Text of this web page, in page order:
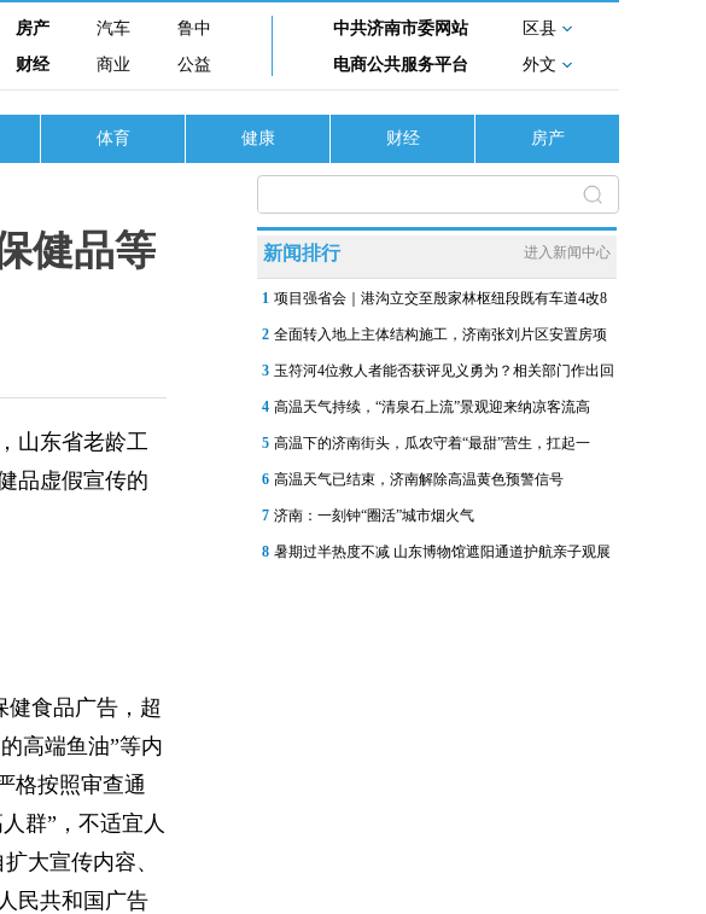
房产 汽车
鲁中
财经
商业 公益
中共济南市委网站
区县
电商公共服务平台
外文
体育 健康 财经 房产
健品等
山东省老龄工
品虚假宣传的
食品广告，超
高端鱼油”等内
格按照审查通
群”，不适宜人
大宣传内容、
民共和国广告
新闻排行 进入新闻中心
1 项目强省会｜港沟立交至殷家林枢纽段既有车道4改8
2 全面转入地上主体结构施工，济南张刘片区安置房项
3 玉符河4位救人者能否获评见义勇为？相关部门作出回
4 高温天气持续，“清泉石上流”景观迎来纳凉客流高
5 高温下的济南街头，瓜农守着“最甜”营生，扛起一
6 高温天气已结束，济南解除高温黄色预警信号
7 济南：一刻钟“圈活”城市烟火气
8 暑期过半热度不减 山东博物馆遮阳通道护航亲子观展